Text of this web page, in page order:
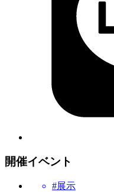
開催イベント
#展示